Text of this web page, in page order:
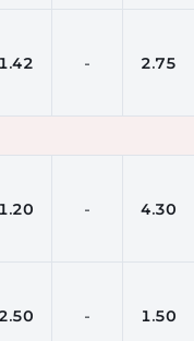
1.42 - 2.75
1.20 - 4.30
2.50 - 1.50